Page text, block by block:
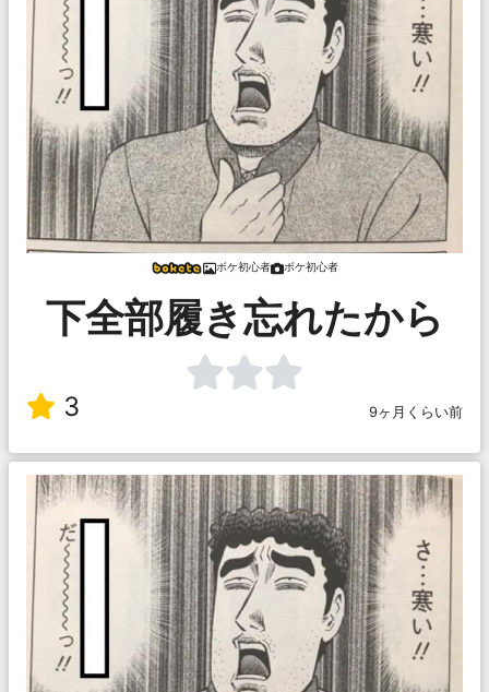
ボケ初心者 ボケ初心者
下全部履き忘れたから
3 9ヶ月くらい前